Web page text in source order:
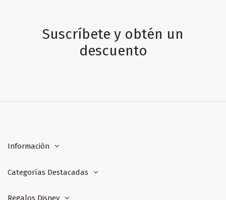
Suscríbete y obtén un
descuento
Información
Categorías Destacadas